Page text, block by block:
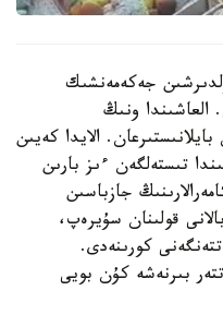
جەكەمەنشىك
العاشىندا ونىڭ
الايدا كەيىن
تىستەلگەن ءىز بارىن
جازباسىن
قولىنان سۇيرەپ،
كورىنەدى.
بىرنەشە كۇن بويى